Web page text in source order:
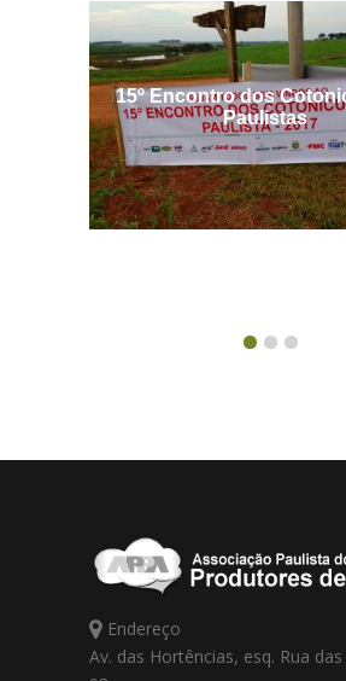
15º Encontro dos
Paulistas
Endereço
Av. das Hortências, esq. Rua